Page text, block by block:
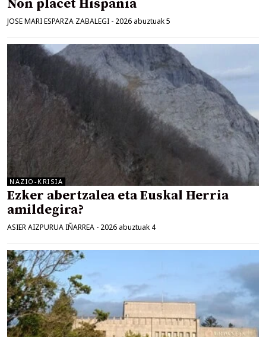
Non placet Hispania
JOSE MARI ESPARZA ZABALEGI - 2026 abuztuak 5
NAZIO-KRISIA
Ezker abertzalea eta Euskal Herria
amildegira?
ASIER AIZPURUA IÑARREA - 2026 abuztuak 4